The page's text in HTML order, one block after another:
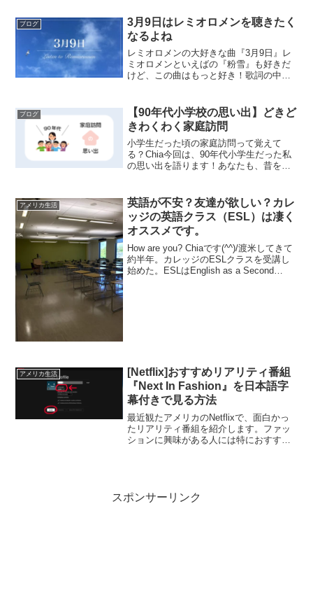
のページでは、（90年代）小学校の教科
書に載っていた作品も...
ブログ
3月9日はレミオロメンを聴きたく
なるよね
レミオロメンの大好きな曲『3月9日』レ
ミオロメンといえばの『粉雪』も好きだ
けど、この曲はもっと好き！歌詞の中で
オロメン『3月9日』という部分。ここで
一気に感情が盛り上が...
ブログ
【90年代小学校の思い出】どきど
きわくわく家庭訪問
小学生だった頃の家庭訪問って覚えて
る？Chia今回は、90年代小学生だった私
の思い出を語ります！あなたも、昔を思
がり、新しい教室、新しいクラスメイ
ト、新しい担任の先生に...
アメリカ生活
英語が不安？友達が欲しい？カレ
ッジの英語クラス（ESL）は凄く
オススメです。
How are you? Chiaです(^^)/渡米してきて
約半年。カレッジのESLクラスを受講し
始めた。ESLはEnglish as a Second
アメリカ生活
[Netflix]おすすめリアリティ番組
『Next In Fashion』を日本語字
幕付きで見る方法
最近観たアメリカのNetflixで、面白かっ
たリアリティ番組を紹介します。ファッ
ションに興味がある人には特におすすめ
スポンサーリンク